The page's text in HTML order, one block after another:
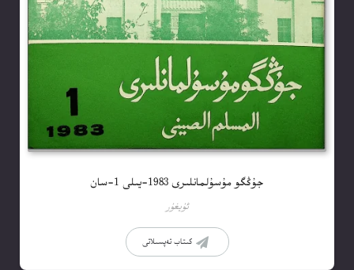
جۇڭگو مۇسۇلمانلىرى 1983-يىلى 1-سان
ئۇيغۇر
كىتاب تەپسىلاتى